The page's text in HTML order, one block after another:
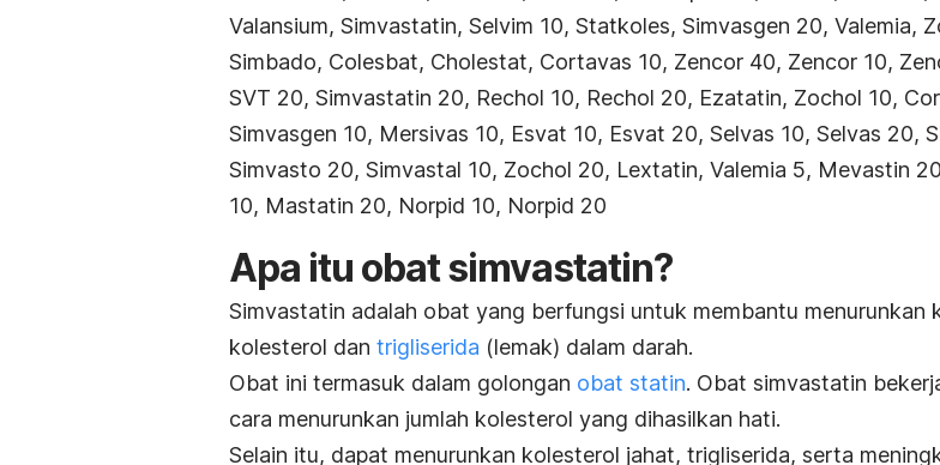
Valansium, Simvastatin, Selvim 10, Statkoles, Simvasgen 20, Valemia,
Simbado, Colesbat, Cholestat, Cortavas 10, Zencor 40, Zencor 10,
SVT 20, Simvastatin 20, Rechol 10, Rechol 20, Ezatatin, Zochol 10,
Simvasgen 10, Mersivas 10, Esvat 10, Esvat 20, Selvas 10, Selvas 20,
Simvasto 20, Simvastal 10, Zochol 20, Lextatin, Valemia 5, Mevastin
10, Mastatin 20, Norpid 10, Norpid 20
Apa itu obat simvastatin?
Simvastatin adalah obat yang berfungsi untuk membantu menurunkan
kolesterol dan trigliserida (lemak) dalam darah.
Obat ini termasuk dalam golongan obat statin. Obat simvastatin
cara menurunkan jumlah kolesterol yang dihasilkan hati.
Selain itu, dapat menurunkan kolesterol jahat, trigliserida, serta